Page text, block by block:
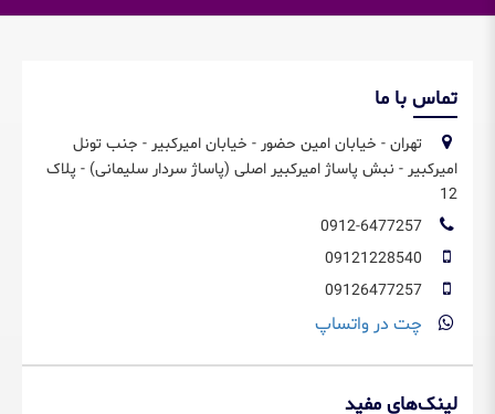
تماس با ما
تهران - خیابان امین حضور - خیابان امیرکبیر - جنب تونل
امیرکبیر - نبش پاساژ امیرکبیر اصلی (پاساژ سردار سلیمانی) - پلاک
12
چت در واتساپ
لینک‌های مفید